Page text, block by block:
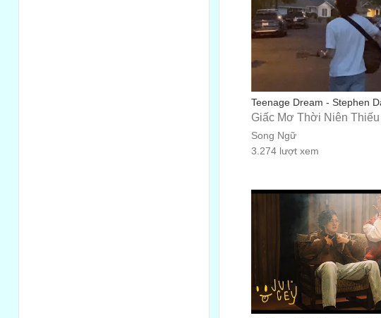
Teenage Dream - Stephen
Giấc Mơ Thời Niên Thiếu
Song Ngữ
3.274 lượt xem